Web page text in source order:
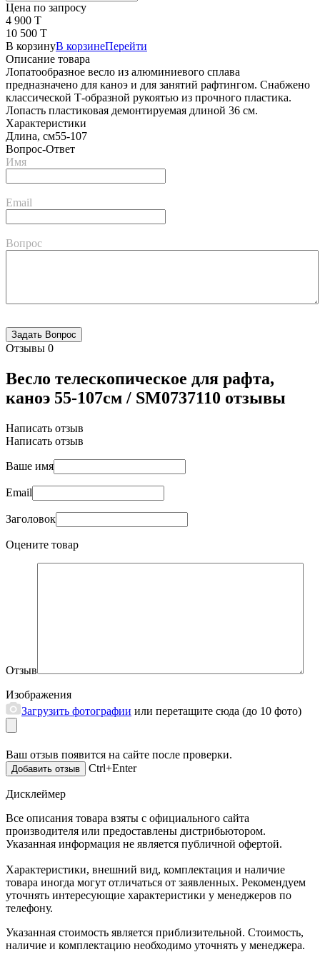
Цена по запросу
4 900 T
10 500 T
В корзинуВ корзинеПерейти
Описание товара
Лопатообразное весло из алюминиевого сплава
предназначено для каноэ и для занятий рафтингом. Снабжено
классической Т-образной рукоятью из прочного пластика.
Лопасть пластиковая демонтируемая длиной 36 см.
Характеристики
Длина, см55-107
Вопрос-Ответ
Имя
Email
Вопрос
Отзывы 0
Весло телескопическое для рафта,
каноэ 55-107см / SM0737110 отзывы
Написать отзыв
Написать отзыв
Ваше имя
Email
Заголовок
Оцените товар
Отзыв
Изображения
Загрузить фотографии или перетащите сюда (до 10 фото)
Ваш отзыв появится на сайте после проверки.
Ctrl+Enter
Дисклеймер
Все описания товара взяты с официального сайта
производителя или предоставлены дистрибьютором.
Указанная информация не является публичной офертой.
Характеристики, внешний вид, комплектация и наличие
товара иногда могут отличаться от заявленных. Рекомендуем
уточнять интересующие характеристики у менеджеров по
телефону.
Указанная стоимость является приблизительной. Стоимость,
наличие и комплектацию необходимо уточнять у менеджера.